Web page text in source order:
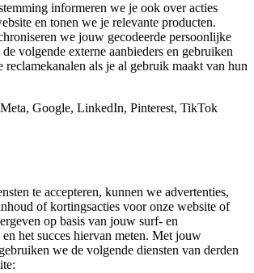
informeren we je ook over acties
en tonen we je relevante producten.
we jouw gecodeerde persoonlijke
de volgende externe aanbieders en gebruiken
reclamekanalen als je al gebruik maakt van hun
Google, LinkedIn, Pinterest, TikTok
te accepteren, kunnen we advertenties,
of kortingsacties voor onze website of
op basis van jouw surf- en
het succes hiervan meten. Met jouw
we de volgende diensten van derden